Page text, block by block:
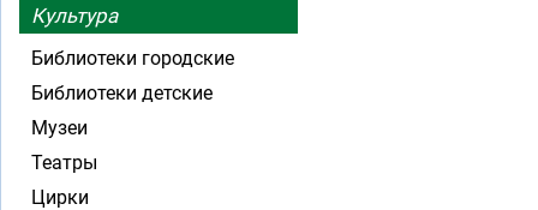
Культура
Библиотеки городские
Библиотеки детские
Музеи
Театры
Цирки